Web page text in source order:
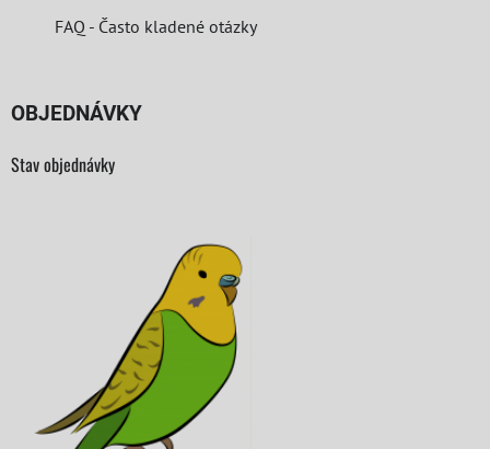
FAQ - Často kladené otázky
OBJEDNÁVKY
Stav objednávky